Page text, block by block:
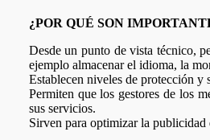
¿POR QUÉ SON
Desde un punto de vista técnico,
ejemplo almacenar el idioma, la
Establecen niveles de protección
Permiten que los gestores de los
sus servicios.
Sirven para optimizar la publicidad